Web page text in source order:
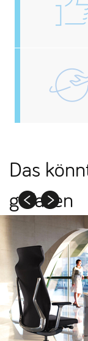
Das
gefallen